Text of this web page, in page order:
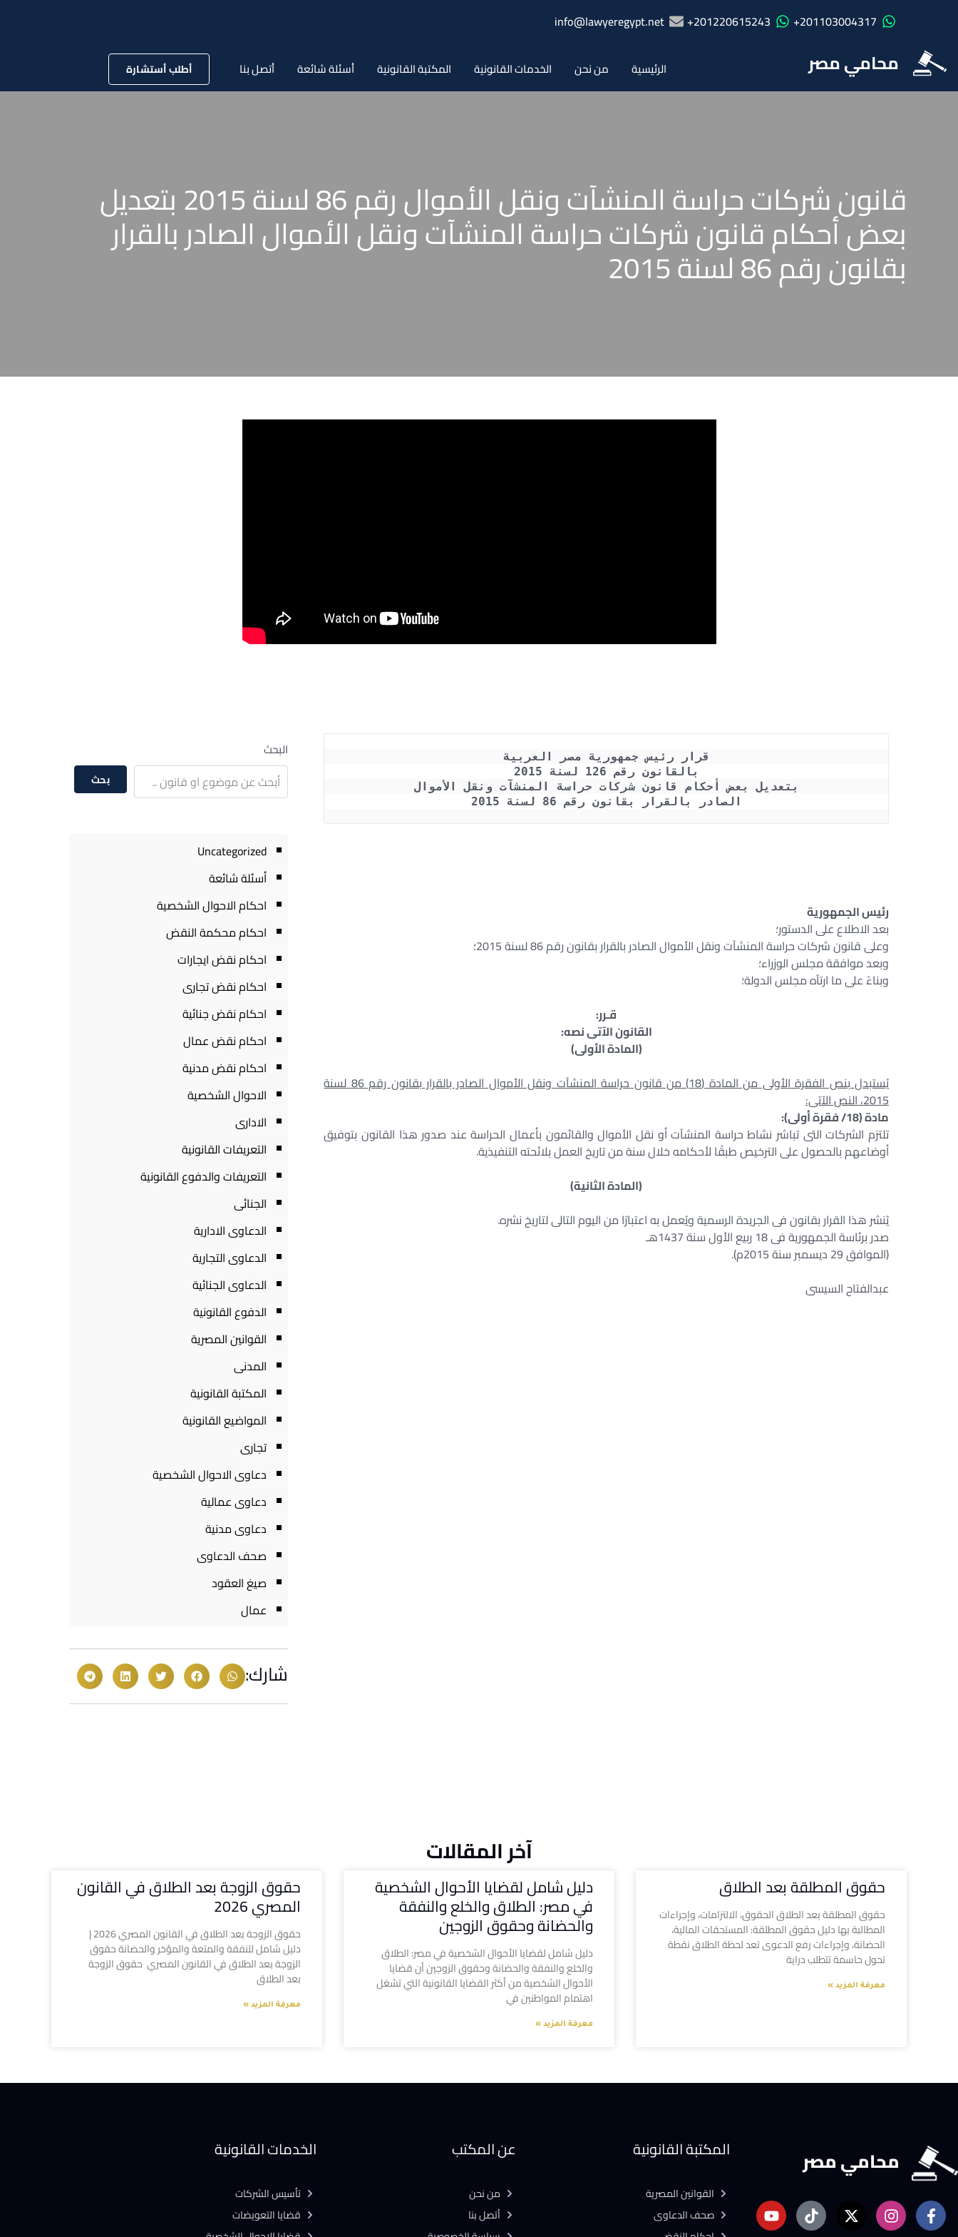
201103004317+
201220615243+
info@lawyeregypt.net
محامي مصر الرئيسية من نحن الخدمات القانونية المكتبة القانونية أسئلة شائعة أتصل بنا أطلب أستشارة
قانون شركات حراسة المنشآت ونقل الأموال رقم 86 لسنة 2015 بتعديل
بعض أحكام قانون شركات حراسة المنشآت ونقل الأموال الصادر بالقرار
بقانون رقم 86 لسنة 2015
قرار رئيس جمهورية مصر العربية
بالقانون رقم 126 لسنة 2015
بتعديل بعض أحكام قانون شركات حراسة المنشآت ونقل الأموال
الصادر بالقرار بقانون رقم 86 لسنة 2015
رئيس الجمهورية
بعد الاطلاع على الدستور؛
وعلى قانون شركات حراسة المنشآت ونقل الأموال الصادر بالقرار بقانون رقم 86 لسنة 2015؛
وبعد موافقة مجلس الوزراء؛
وبناءً على ما ارتآه مجلس الدولة؛
قـرر:
القانون الآتى نصه:
(المادة الأولى)
يُستبدل بنص الفقرة الأولى من المادة (18) من قانون حراسة المنشآت ونقل الأموال الصادر بالقرار بقانون رقم 86 لسنة
2015، النص الآتى:
مادة (18/ فقرة أولى):
تلتزم الشركات التى تباشر نشاط حراسة المنشآت أو نقل الأموال والقائمون بأعمال الحراسة عند صدور هذا القانون بتوفيق
أوضاعهم بالحصول على الترخيص طبقًا لأحكامه خلال سنة من تاريخ العمل بلائحته التنفيذية.
(المادة الثانية)
يُنشر هذا القرار بقانون فى الجريدة الرسمية ويُعمل به اعتبارًا من اليوم التالى لتاريخ نشره.
صدر برئاسة الجمهورية فى 18 ربيع الأول سنة 1437هـ
(الموافق 29 ديسمبر سنة 2015م).
عبدالفتاح السيسى
البحث
بحث
Uncategorized
أسئلة شائعة
احكام الاحوال الشخصية
احكام محكمة النقض
احكام نقض ايجارات
احكام نقض تجارى
احكام نقض جنائية
احكام نقض عمال
احكام نقض مدنية
الاحوال الشخصية
الادارى
التعريفات القانونية
التعريفات والدفوع القانونية
الجنائى
الدعاوى الادارية
الدعاوى التجارية
الدعاوى الجنائية
الدفوع القانونية
القوانين المصرية
المدنى
المكتبة القانونية
المواضيع القانونية
تجارى
دعاوى الاحوال الشخصية
دعاوى عمالية
دعاوى مدنية
صحف الدعاوى
صيغ العقود
عمال
شارك:
آخر المقالات
حقوق المطلقة بعد الطلاق
حقوق المطلقة بعد الطلاق الحقوق، الالتزامات، وإجراءات
المطالبة بها دليل حقوق المطلقة: المستحقات المالية،
الحضانة، وإجراءات رفع الدعوى تعد لحظة الطلاق نقطة
تحول حاسمة تتطلب دراية
معرفة المزيد »
دليل شامل لقضايا الأحوال الشخصية
في مصر: الطلاق والخلع والنفقة
والحضانة وحقوق الزوجين
دليل شامل لقضايا الأحوال الشخصية في مصر: الطلاق
والخلع والنفقة والحضانة وحقوق الزوجين أن قضايا
الأحوال الشخصية من أكثر القضايا القانونية التي تشغل
اهتمام المواطنين في
معرفة المزيد »
حقوق الزوجة بعد الطلاق في القانون
المصري 2026
حقوق الزوجة بعد الطلاق في القانون المصري 2026 |
دليل شامل للنفقة والمتعة والمؤخر والحضانة حقوق
الزوجة بعد الطلاق في القانون المصري حقوق الزوجة
بعد الطلاق
معرفة المزيد »
محامي مصر المكتبة القانونية
القوانين المصرية
صحف الدعاوى
عن المكتب
من نحن
أتصل بنا
الخدمات القانونية
تأسيس الشركات
قضايا التعويضات